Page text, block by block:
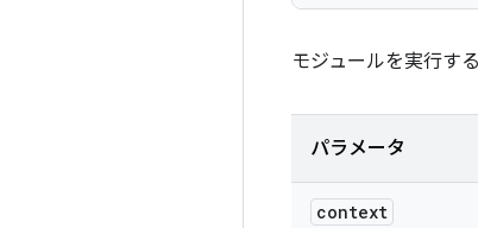
モジュールを実行す
パラメータ
context